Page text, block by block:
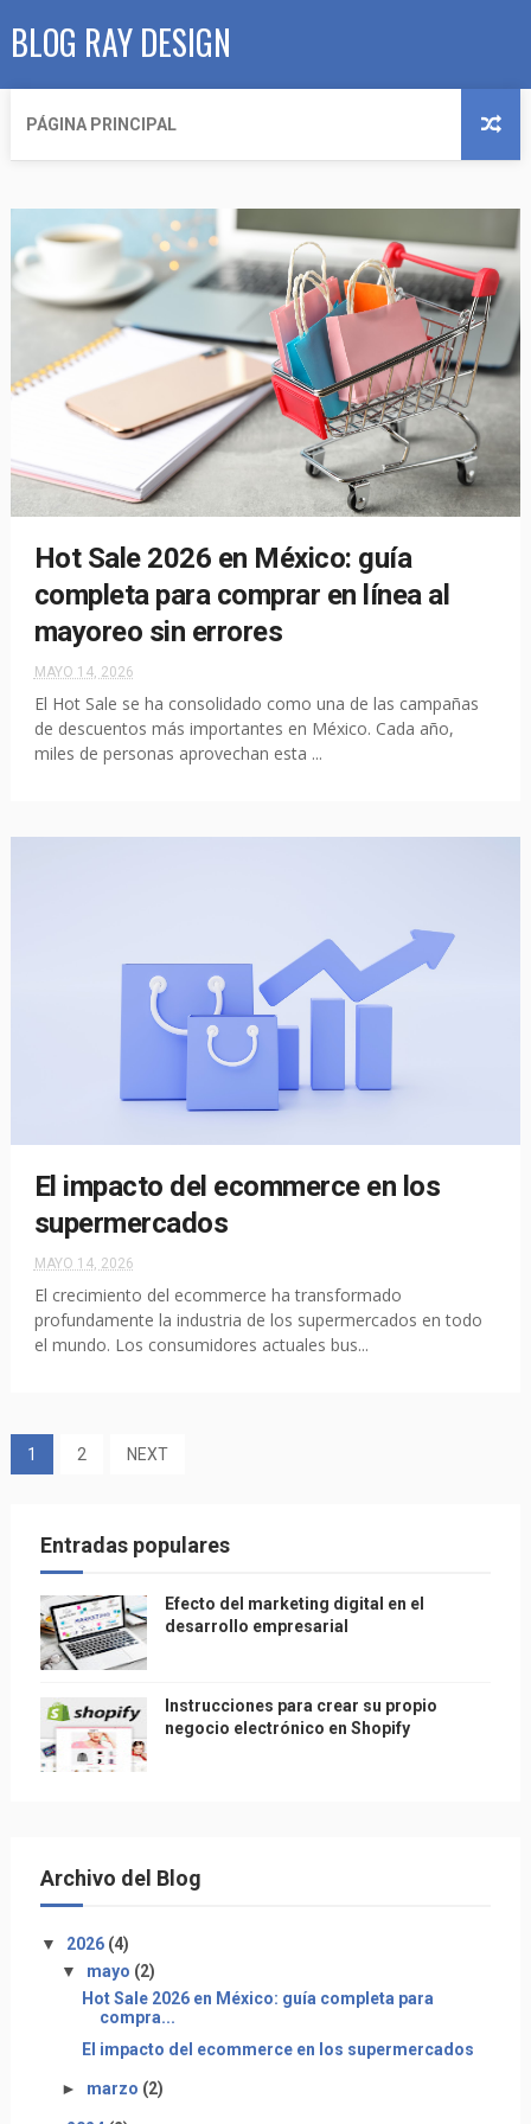
BLOG RAY DESIGN
PÁGINA PRINCIPAL
Hot Sale 2026 en México: guía
completa para comprar en línea al
mayoreo sin errores
MAYO 14, 2026
El Hot Sale se ha consolidado como una de las campañas
de descuentos más importantes en México. Cada año,
miles de personas aprovechan esta ...
El impacto del ecommerce en los
supermercados
MAYO 14, 2026
El crecimiento del ecommerce ha transformado
profundamente la industria de los supermercados en todo
el mundo. Los consumidores actuales bus...
1 2 NEXT
Entradas populares
Efecto del marketing digital en el
desarrollo empresarial
Instrucciones para crear su propio
negocio electrónico en Shopify
Archivo del Blog
▼ 2026 (4)
▼ mayo (2)
Hot Sale 2026 en México: guía completa para
compra...
El impacto del ecommerce en los supermercados
► marzo (2)